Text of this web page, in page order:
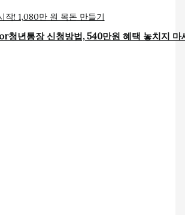
청년통장 신청방법, 540만원 혜택 놓치지 마